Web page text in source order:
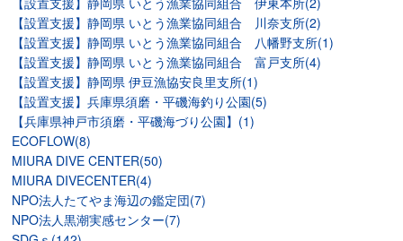
【設置支援】静岡県 いとう漁業協同組合 川奈支所(2)
【設置支援】静岡県 いとう漁業協同組合 八幡野支所(1)
【設置支援】静岡県 いとう漁業協同組合 富戸支所(4)
【設置支援】静岡県 伊豆漁協安良里支所(1)
【設置支援】兵庫県須磨・平磯海釣り公園(5)
【兵庫県神戸市須磨・平磯海づり公園】(1)
ECOFLOW(8)
MIURA DIVE CENTER(50)
MIURA DIVECENTER(4)
NPO法人たてやま海辺の鑑定団(7)
NPO法人黒潮実感センター(7)